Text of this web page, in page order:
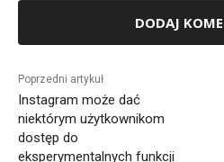
Poprzedni artykuł
Instagram może dać
niektórym użytkownikom
dostęp do
eksperymentalnych funkcji